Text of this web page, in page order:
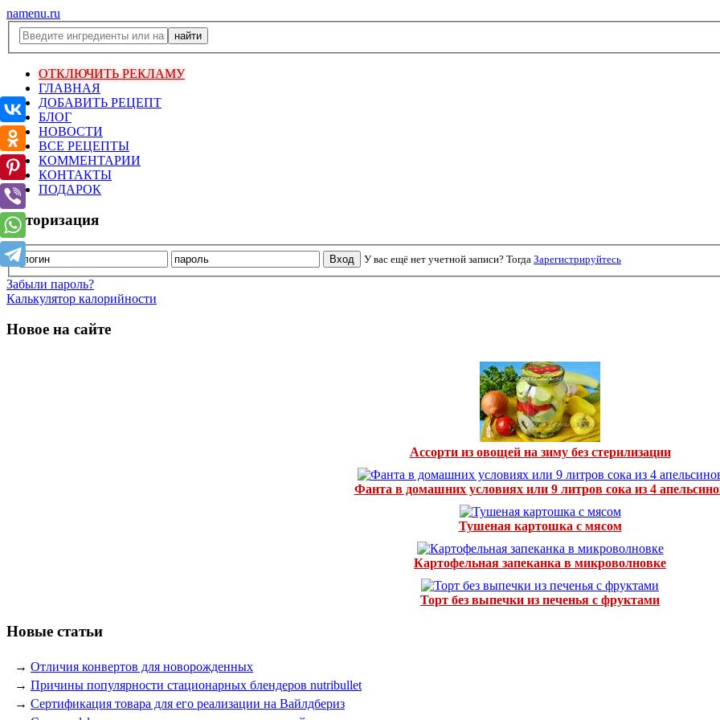
namenu.ru
ОТКЛЮЧИТЬ РЕКЛАМУ
ГЛАВНАЯ
ДОБАВИТЬ РЕЦЕПТ
БЛОГ
НОВОСТИ
ВСЕ РЕЦЕПТЫ
КОММЕНТАРИИ
КОНТАКТЫ
ПОДАРОК
Авторизация
У вас ещё нет учетной записи? Тогда Зарегистрируйтесь
Забыли пароль?
Калькулятор калорийности
Новое на сайте
Ассорти из овощей на зиму без стерилизации
Фанта в домашних условиях или 9 литров сока из 4
Тушеная картошка с мясом
Картофельная запеканка в микроволновке
Торт без выпечки из печенья с фруктами
Новые статьи
→ Отличия конвертов для новорожденных
→ Причины популярности стационарных блендеров nutribullet
→ Сертификация товара для его реализации на Вайлдбериз